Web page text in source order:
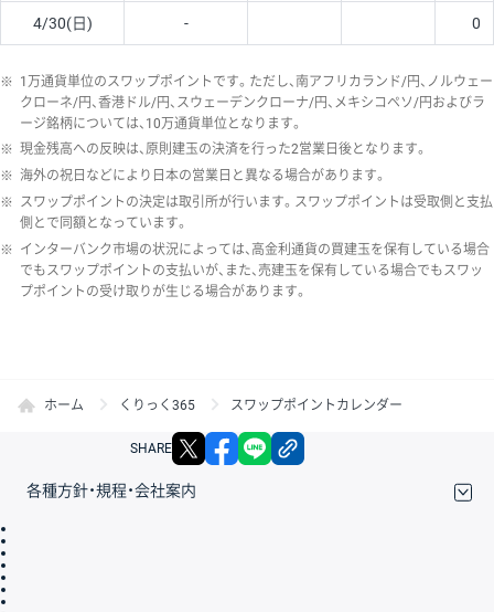
4/30(日) - 0
※ 1万通貨単位のスワップポイントです。ただし、南アフリカランド/円、ノルウェー
クローネ/円、香港ドル/円、スウェーデンクローナ/円、メキシコペソ/円およびラ
ージ銘柄については、10万通貨単位となります。
※ 現金残高への反映は、原則建玉の決済を行った2営業日後となります。
※ 海外の祝日などにより日本の営業日と異なる場合があります。
※ スワップポイントの決定は取引所が行います。スワップポイントは受取側と支払
側とで同額となっています。
※ インターバンク市場の状況によっては、高金利通貨の買建玉を保有している場合
でもスワップポイントの支払いが、また、売建玉を保有している場合でもスワッ
プポイントの受け取りが生じる場合があります。
ホーム くりっく365 スワップポイントカレンダー
SHARE X facebook
各種方針・規程・会社案内